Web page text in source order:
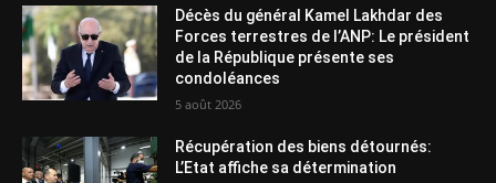
Décès du général Kamel Lakhdar des
Forces terrestres de l’ANP: Le président
de la République présente ses
condoléances
5 août 2026
Récupération des biens détournés:
L’Etat affiche sa détermination